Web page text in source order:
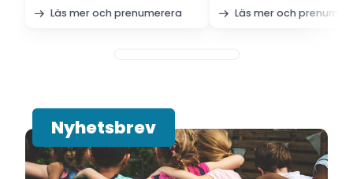
Läs mer och prenumerera
Läs mer och
Nyhetsbrev